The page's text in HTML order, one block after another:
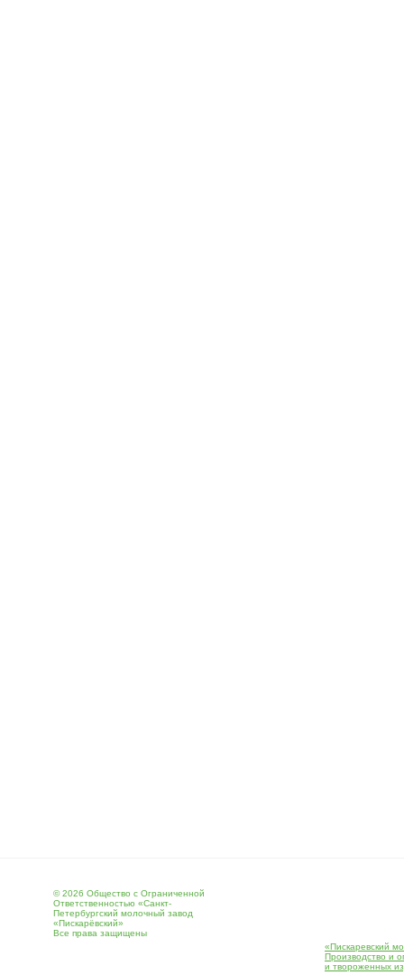
© 2026 Общество с Ограниченной
Ответственностью «Санкт-
Петербургский молочный завод
«Пискарёвский»
Все права защищены
«Пискаревский
Производство и
и твороженных